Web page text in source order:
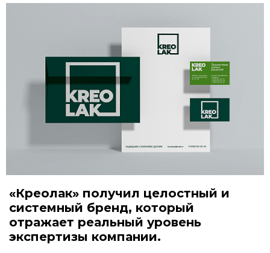
«Креолак» получил целостный и
системный бренд, который
отражает реальный уровень
экспертизы компании.